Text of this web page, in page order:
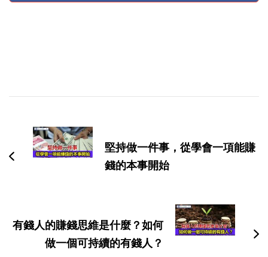
航
堅持做一件事，從學會一項能賺
錢的本事開始
有錢人的賺錢思維是什麼？如何
做一個可持續的有錢人？